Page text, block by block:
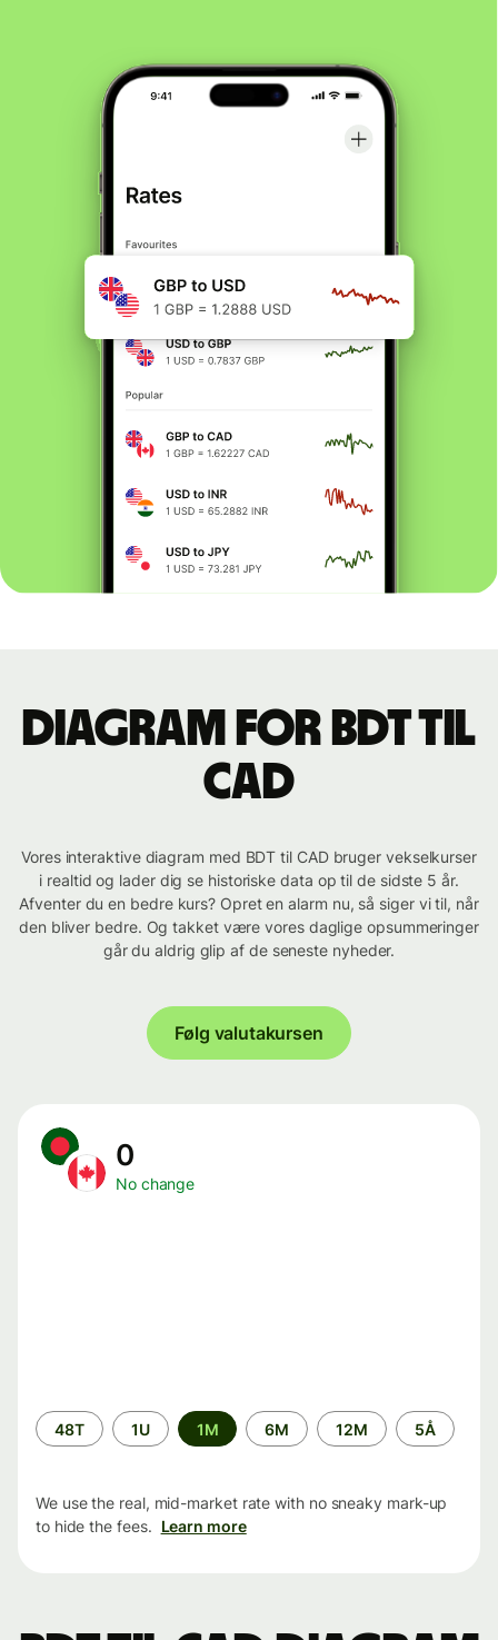
Diagram for BDT til
CAD
Vores interaktive diagram med BDT til CAD bruger vekselkurser
i realtid og lader dig se historiske data op til de sidste 5 år.
Afventer du en bedre kurs? Opret en alarm nu, så siger vi til, når
den bliver bedre. Og takket være vores daglige opsummeringer
går du aldrig glip af de seneste nyheder.
Følg valutakursen
0
No change
Time
period
48T 1U 1M 6M 12M 5Å
We use the real, mid-market rate with no sneaky mark-up
to hide the fees. Learn more